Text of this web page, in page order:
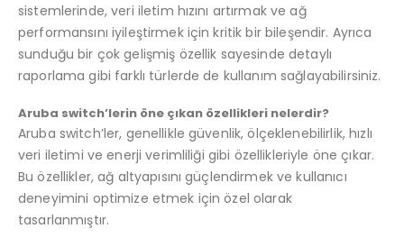
sistemlerinde, veri iletim hızını artırmak ve ağ
performansını iyileştirmek için kritik bir bileşendir. Ayrıca
sunduğu bir çok gelişmiş özellik sayesinde detaylı
raporlama gibi farklı türlerde de kullanım sağlayabilirsiniz.
Aruba switch’lerin öne çıkan özellikleri nelerdir?
Aruba switch’ler, genellikle güvenlik, ölçeklenebilirlik, hızlı
veri iletimi ve enerji verimliliği gibi özellikleriyle öne çıkar.
Bu özellikler, ağ altyapısını güçlendirmek ve kullanıcı
deneyimini optimize etmek için özel olarak
tasarlanmıştır.